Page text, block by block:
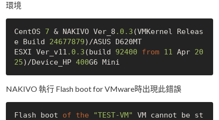
環境
CentOS 7 & NAKIVO Ver_8 .0 .3 (VMKernel Releas
e Build 24677879)/ASUS D620MT
ESXI Ver_v11 .0 .3 (build 92400 from 11 Apr 20
25)/Device_HP 400
NAKIVO 執行 Flash boot for VMware時出現此錯誤
Flash boot of the "TEST-VM" VM cannot be st